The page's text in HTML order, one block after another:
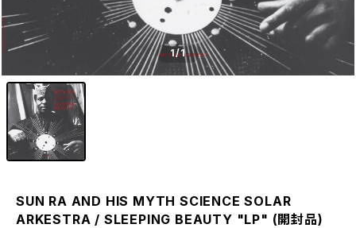
1/1
SUN RA AND HIS MYTH SCIENCE SOLAR
ARKESTRA / SLEEPING BEAUTY "LP" (開封品)